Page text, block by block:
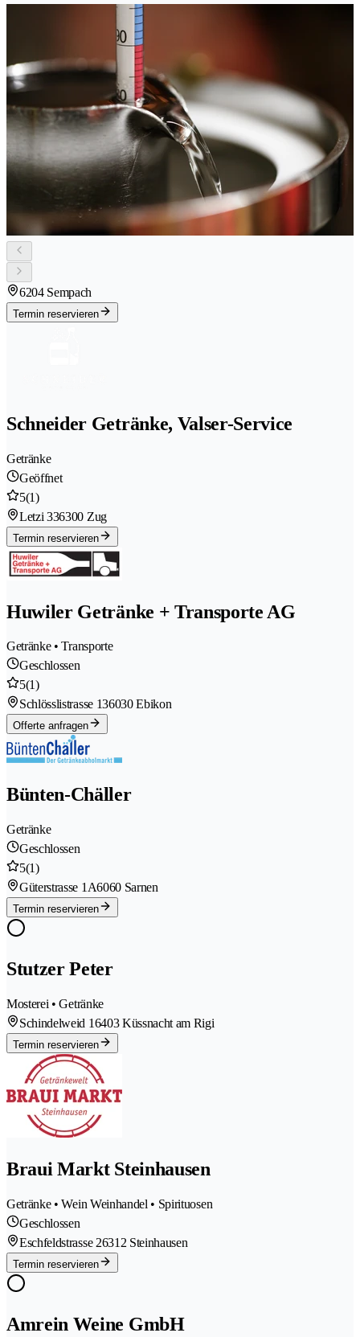
6204 Sempach
Termin reservieren
Schneider Getränke, Valser-Service
Getränke
Geöffnet
5(1)
Letzi 336300 Zug
Termin reservieren
Huwiler Getränke + Transporte AG
Getränke • Transporte
Geschlossen
5(1)
Schlösslistrasse 136030 Ebikon
Offerte anfragen
Bünten-Chäller
Getränke
Geschlossen
5(1)
Güterstrasse 1A6060 Sarnen
Termin reservieren
Stutzer Peter
Mosterei • Getränke
Schindelweid 16403 Küssnacht am Rigi
Termin reservieren
Braui Markt Steinhausen
Getränke • Wein Weinhandel • Spirituosen
Geschlossen
Eschfeldstrasse 26312 Steinhausen
Termin reservieren
Amrein Weine GmbH